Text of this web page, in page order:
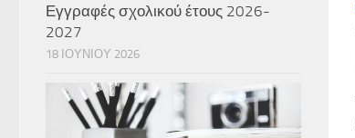
Εγγραφές σχολικού έτους 2026-
2027
18 ΙΟΥΝΊΟΥ 2026